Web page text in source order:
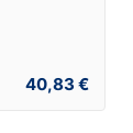
40,83 €